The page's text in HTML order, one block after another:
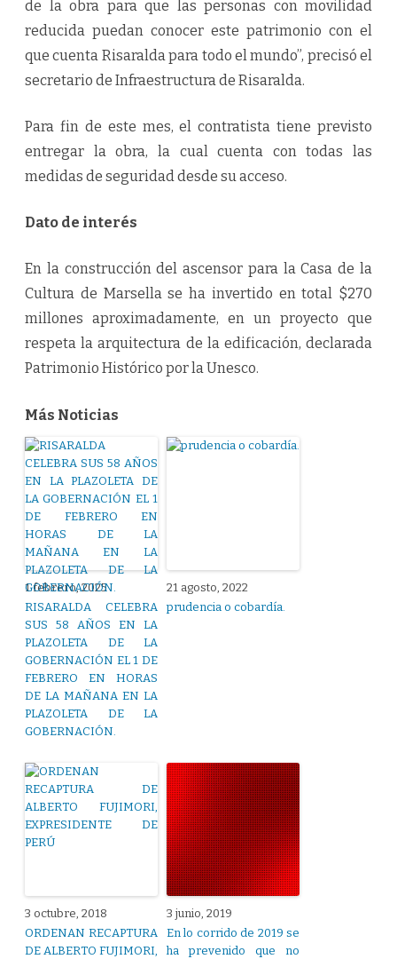
de la obra para que las personas con movilidad
reducida puedan conocer este patrimonio con el
que cuenta Risaralda para todo el mundo”, precisó el
secretario de Infraestructura de Risaralda.
Para fin de este mes, el contratista tiene previsto
entregar la obra, la cual cuenta con todas las
medidas de seguridad desde su acceso.
Dato de interés
En la construcción del ascensor para la Casa de la
Cultura de Marsella se ha invertido en total $270
millones aproximadamente, en un proyecto que
respeta la arquitectura de la edificación, declarada
Patrimonio Histórico por la Unesco.
Más Noticias
1 febrero, 2025
RISARALDA CELEBRA
SUS 58 AÑOS EN LA
PLAZOLETA DE LA
GOBERNACIÓN EL 1 DE
FEBRERO EN HORAS
DE LA MAÑANA EN LA
PLAZOLETA DE LA
GOBERNACIÓN.
21 agosto, 2022
prudencia o cobardía.
3 octubre, 2018
ORDENAN RECAPTURA
DE ALBERTO FUJIMORI,
3 junio, 2019
En lo corrido de 2019 se
ha prevenido que no